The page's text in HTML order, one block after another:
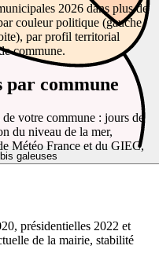
galeuses
2026 dans plus de
couleur politique (gauche,
par profil territorial
commune.
commune
votre commune : jours de
du niveau de la mer,
Météo France et du GIEC,
présidentielles 2022 et
de la mairie, stabilité